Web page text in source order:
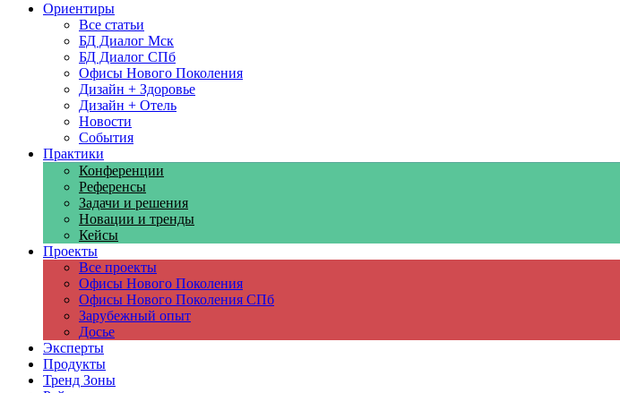
Ориентиры
Все статьи
БД Диалог Мск
БД Диалог СПб
Офисы Нового Поколения
Дизайн + Здоровье
Дизайн + Отель
Новости
События
Практики
Конференции
Референсы
Задачи и решения
Новации и тренды
Кейсы
Проекты
Все проекты
Офисы Нового Поколения
Офисы Нового Поколения СПб
Зарубежный опыт
Досье
Эксперты
Продукты
Тренд Зоны